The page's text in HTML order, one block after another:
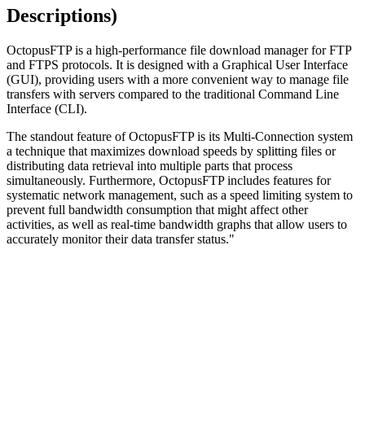
Descriptions)
OctopusFTP is a high-performance file download manager for FTP
and FTPS protocols. It is designed with a Graphical User Interface
(GUI), providing users with a more convenient way to manage file
transfers with servers compared to the traditional Command Line
Interface (CLI).
The standout feature of OctopusFTP is its Multi-Connection system
a technique that maximizes download speeds by splitting files or
distributing data retrieval into multiple parts that process
simultaneously. Furthermore, OctopusFTP includes features for
systematic network management, such as a speed limiting system to
prevent full bandwidth consumption that might affect other
activities, as well as real-time bandwidth graphs that allow users to
accurately monitor their data transfer status."